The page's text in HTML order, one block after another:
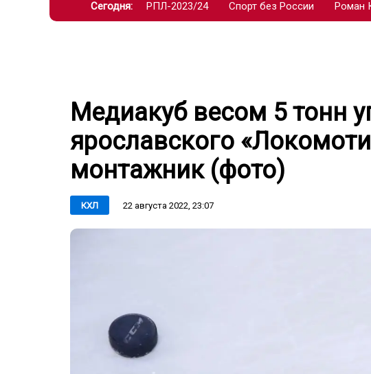
Сегодня: РПЛ-2023/24 Спорт без России Роман
Медиакуб весом 5 тонн
ярославского
монтажник (фото)
КХЛ 22 августа 2022, 23:07